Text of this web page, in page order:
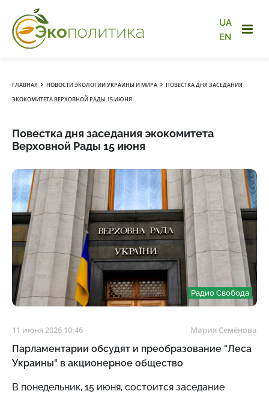
UA
EN
ГЛАВНАЯ › НОВОСТИ ЭКОЛОГИИ УКРАИНЫ И МИРА › ПОВЕСТКА ДНЯ ЗАСЕДАНИЯ
ЭКОКОМИТЕТА ВЕРХОВНОЙ РАДЫ 15 ИЮНЯ
Повестка дня заседания экокомитета
Верховной Рады 15 июня
Радио Свобода
11 июня 2026 10:46 Мария Семёнова
Парламентарии обсудят и преобразование "Леса
Украины" в акционерное общество
В понедельник, 15 июня, состоится заседание